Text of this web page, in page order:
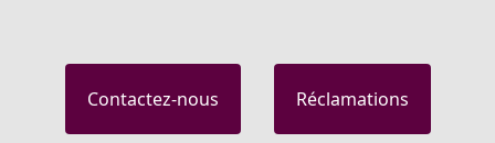
Contactez-nous Réclamations